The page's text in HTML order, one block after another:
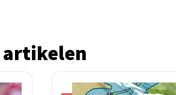
artikelen